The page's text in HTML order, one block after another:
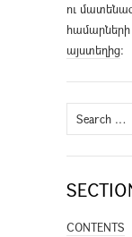
ու
համարների
այստեղից։
Search
for:
CONTENTS